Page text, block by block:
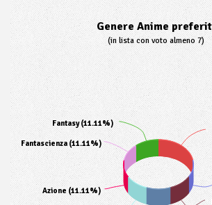
Genere Anime
(in lista con voto almeno 7)
Azione (11.11%)
Fantascienza (11.11%)
Fantasy (11.11%)